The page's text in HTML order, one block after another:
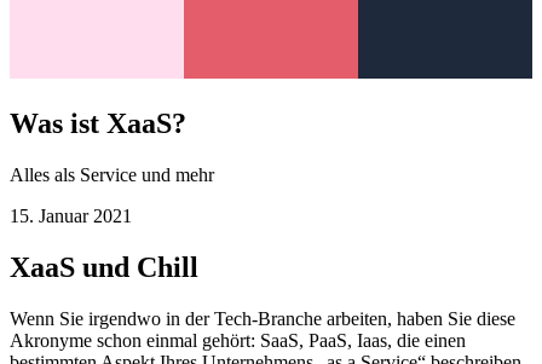
Was ist XaaS?
15. Januar 2021
XaaS und Chill